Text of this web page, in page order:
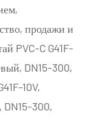
продажи и
PVC-C G41F-
DN15-300,
10V,
300,